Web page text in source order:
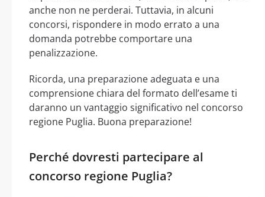
anche non ne perderai. Tuttavia, in alcuni
concorsi, rispondere in modo errato a una
domanda potrebbe comportare una
penalizzazione.
Ricorda, una preparazione adeguata e una
comprensione chiara del formato dell’esame ti
daranno un vantaggio significativo nel concorso
regione Puglia. Buona preparazione!
Perché dovresti partecipare al
concorso regione Puglia?